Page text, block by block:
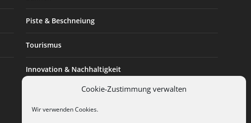
Cookie-Zustimmung verwalten
Wir verwenden Cookies.
Piste & Beschneiung
Tourismus
Innovation & Nachhaltigkeit
Expertise & Technik